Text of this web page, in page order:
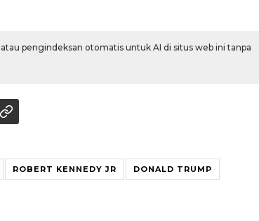
pengindeksan otomatis untuk AI di situs web ini tanpa
ROBERT KENNEDY JR DONALD TRUMP